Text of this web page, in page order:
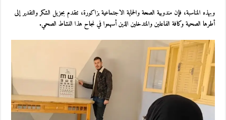
وبهذه المناسبة، فإن مندوبية الصحة والحماية الاجتماعية بزاكورة، تتقدم بجزيل الشكر والتقدير إلى
أطرها الصحية وكافة الفاعلين والمتدخلين الذين أسهموا في نجاح هذا النشاط الصحي.